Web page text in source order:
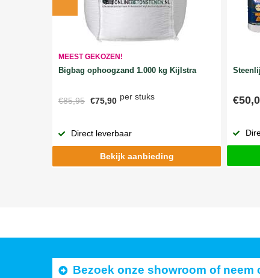
MEEST GEKOZEN!
Bigbag ophoogzand 1.000 kg Kijlstra
€85,95 €75,90 per stuks
Direct leverbaar
Bekijk aanbieding
Bezoek onze showroom of